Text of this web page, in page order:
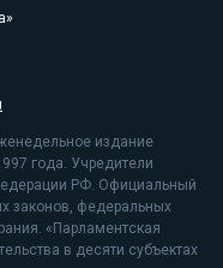
издание
года. Учредители
РФ. Официальный
законов, федеральных
«Парламентская
в десяти субъектах